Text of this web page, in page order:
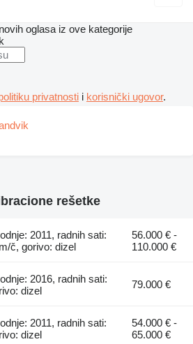
oglasa iz ove kategorije
privatnosti i korisnički ugovor.
rešetke
2011, radnih sati:
č, gorivo: dizel
56.000 € -
110.000 €
2016, radnih sati:
dizel
79.000 €
2011, radnih sati:
dizel
54.000 € -
65.000 €